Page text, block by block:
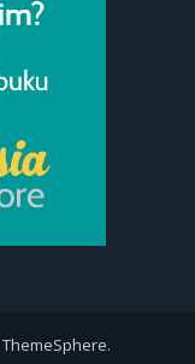
ThemeSphere.